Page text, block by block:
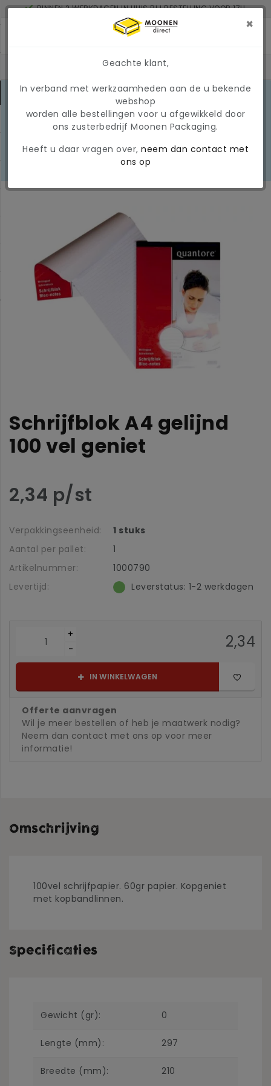
BINNEN 2 WERKDAGEN IN HUIS BIJ BESTELLING VOOR 17U
MINIMAAL ORDERBEDRAG: € 150
MARKTONTWIKKELINGEN 2026
marktomstandigheden kunnen
prijzen en beschikbaarheid tijdelijk
een tijdelijke, variabele
LEES
Schrijfblok A4 gelijnd
100 vel geniet
2,34 p/st
Verpakkingseenheid:
1 stuks
Aantal per pallet:
1
Artikelnummer:
1000790
Levertijd:
Leverstatus: 1-2 werkdagen
+
-
2,34
IN WINKELWAGEN
Offerte aanvragen
Wil je meer bestellen of heb je maatwerk nodig?
Neem dan contact met ons op voor meer
informatie!
Omschrijving
100vel schrijfpapier. 60gr papier. Kopgeniet
met kopbandlinnen.
Specificaties
Gewicht (gr): 0
Lengte (mm): 297
Breedte (mm): 210
×
Geachte klant,
In verband met werkzaamheden aan de u bekende
webshop
worden alle bestellingen voor u afgewikkeld door
ons zusterbedrijf Moonen Packaging.
Heeft u daar vragen over, neem dan contact met
ons op